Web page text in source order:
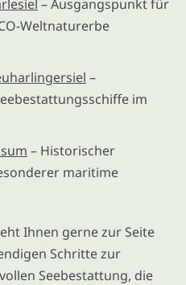
– Ausgangspunkt für
Weltnaturerbe
–
im
– Historischer
maritime
Ihnen gerne zur Seite
Schritte zur
Seebestattung, die